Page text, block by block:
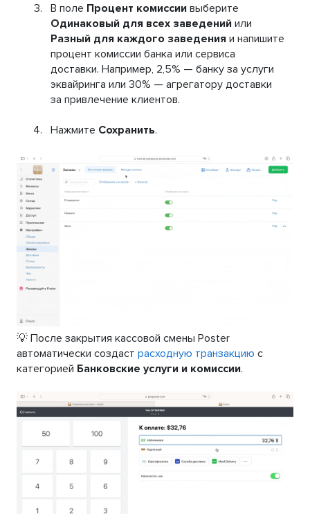
В поле Процент комиссии выберите
Одинаковый для всех заведений или
Разный для каждого заведения и напишите
процент комиссии банка или сервиса
доставки. Например, 2,5% — банку за услуги
эквайринга или 30% — агрегатору доставки
за привлечение клиентов.
Нажмите Сохранить.
💡 После закрытия кассовой смены Poster
автоматически создаст расходную транзакцию с
категорией Банковские услуги и комиссии.